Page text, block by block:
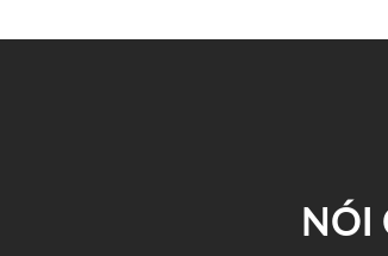
NÓI